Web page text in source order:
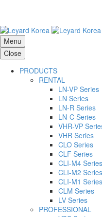
Menu
Close
PRODUCTS
RENTAL
LN-VP Series
LN Series
LN-R Series
LN-C Series
VHR-VP
VHR Series
CLO Series
CLF Series
CLI-M4 Series
CLI-M2 Series
CLI-M1 Series
CLM Series
LV Series
PROFESSIONAL